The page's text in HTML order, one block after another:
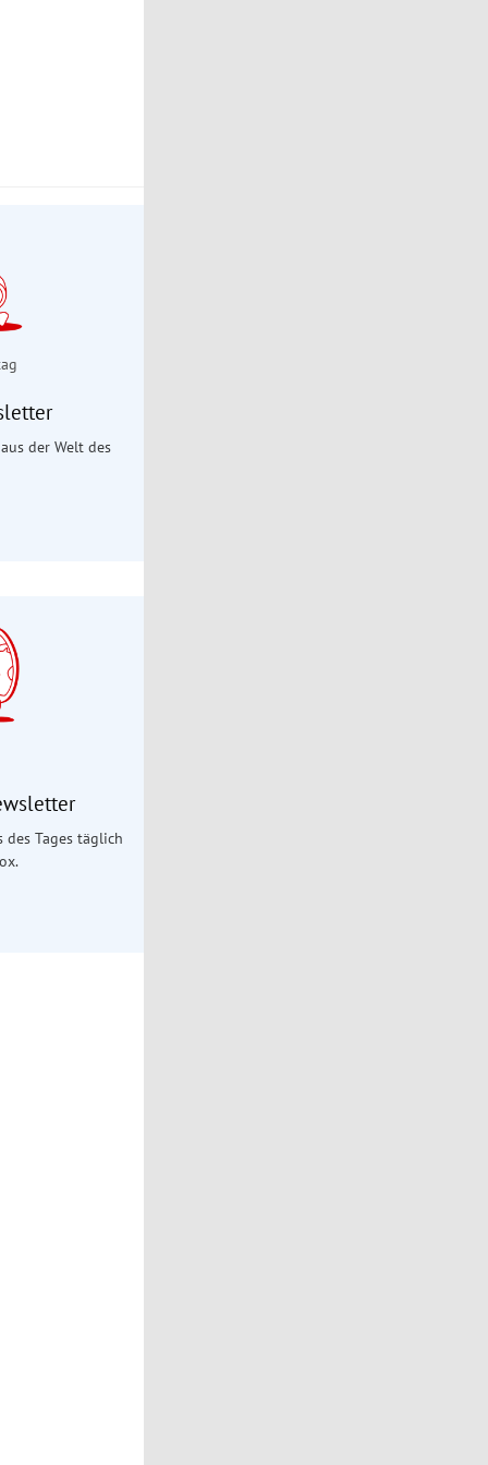
der Welt des
Tages täglich